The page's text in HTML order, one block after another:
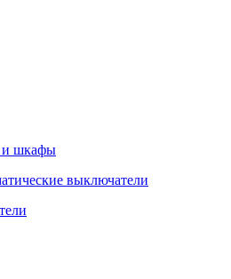
и шкафы
выключатели